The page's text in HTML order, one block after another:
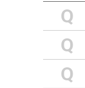
Q
Q
Q